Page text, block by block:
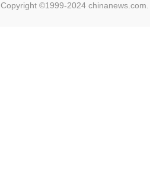
Copyright ©1999-2024